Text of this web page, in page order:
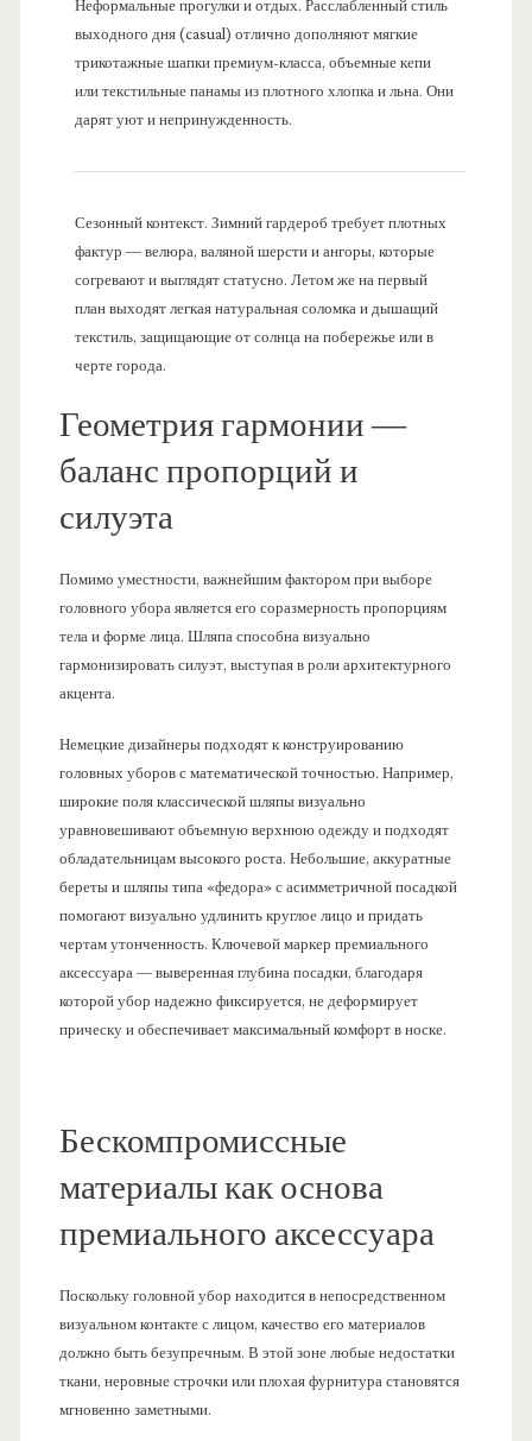
Неформальные прогулки и отдых. Расслабленный стиль
выходного дня (casual) отлично дополняют мягкие
трикотажные шапки премиум-класса, объемные кепи
или текстильные панамы из плотного хлопка и льна. Они
дарят уют и непринужденность.
Сезонный контекст. Зимний гардероб требует плотных
фактур — велюра, валяной шерсти и ангоры, которые
согревают и выглядят статусно. Летом же на первый
план выходят легкая натуральная соломка и дышащий
текстиль, защищающие от солнца на побережье или в
черте города.
Геометрия гармонии —
баланс пропорций и
силуэта
Помимо уместности, важнейшим фактором при выборе
головного убора является его соразмерность пропорциям
тела и форме лица. Шляпа способна визуально
гармонизировать силуэт, выступая в роли архитектурного
акцента.
Немецкие дизайнеры подходят к конструированию
головных уборов с математической точностью. Например,
широкие поля классической шляпы визуально
уравновешивают объемную верхнюю одежду и подходят
обладательницам высокого роста. Небольшие, аккуратные
береты и шляпы типа «федора» с асимметричной посадкой
помогают визуально удлинить круглое лицо и придать
чертам утонченность. Ключевой маркер премиального
аксессуара — выверенная глубина посадки, благодаря
которой убор надежно фиксируется, не деформирует
прическу и обеспечивает максимальный комфорт в носке.
Бескомпромиссные
материалы как основа
премиального аксессуара
Поскольку головной убор находится в непосредственном
визуальном контакте с лицом, качество его материалов
должно быть безупречным. В этой зоне любые недостатки
ткани, неровные строчки или плохая фурнитура становятся
мгновенно заметными.